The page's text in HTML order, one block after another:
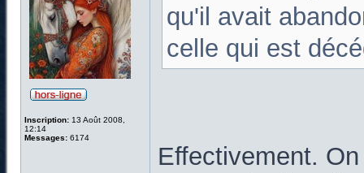
Inscription: 13 Août 2008,
12:14
Messages: 6174
qu'il avait
celle qui est
Effectivement.